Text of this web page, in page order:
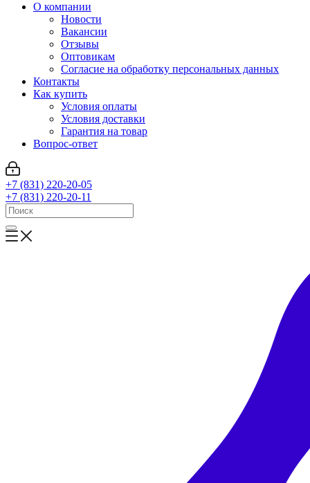
О компании
Новости
Вакансии
Отзывы
Оптовикам
Cогласие на обработку персональных данных
Контакты
Как купить
Условия оплаты
Условия доставки
Гарантия на товар
Вопрос-ответ
+7 (831) 220-20-05
+7 (831) 220-20-11